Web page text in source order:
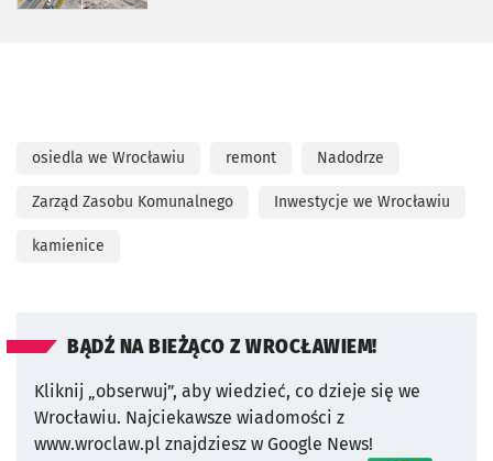
osiedla we Wrocławiu remont Nadodrze
Zarząd Zasobu Komunalnego Inwestycje we Wrocławiu
kamienice
BĄDŹ NA BIEŻĄCO Z WROCŁAWIEM!
Kliknij „obserwuj”, aby wiedzieć, co dzieje się we
Wrocławiu. Najciekawsze wiadomości z
www.wroclaw.pl znajdziesz w Google News!